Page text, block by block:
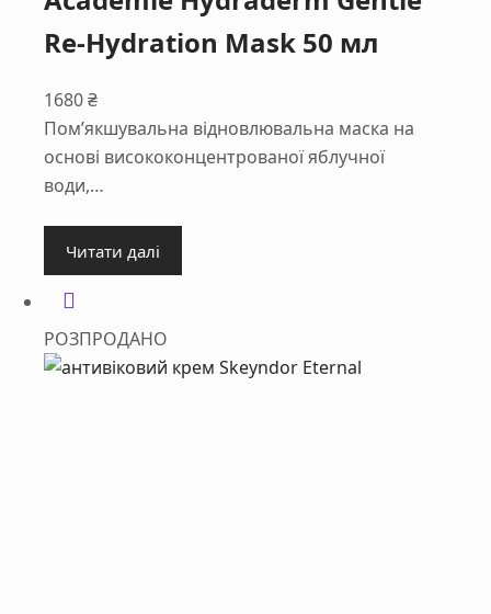
Re-Hydration Mask 50 мл
1680₴
Пом’якшувальна відновлювальна маска на
основі висококонцентрованої яблучної
води,…
Читати далі
РОЗПРОДАНО